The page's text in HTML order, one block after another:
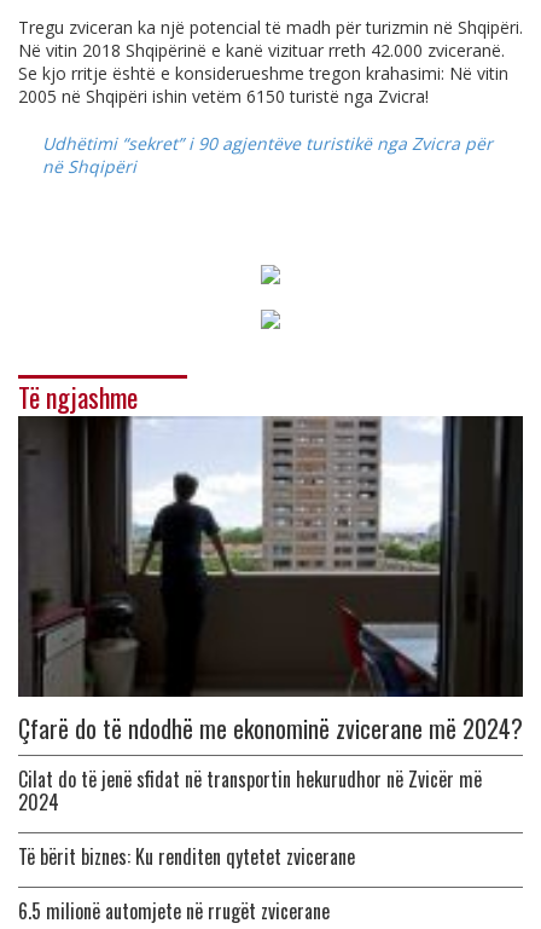
Tregu zviceran ka një potencial të madh për turizmin në Shqipëri.
Në vitin 2018 Shqipërinë e kanë vizituar rreth 42.000 zviceranë.
Se kjo rritje është e konsiderueshme tregon krahasimi: Në vitin
2005 në Shqipëri ishin vetëm 6150 turistë nga Zvicra!
Udhëtimi “sekret” i 90 agjentëve turistikë nga Zvicra për
në Shqipëri
Të ngjashme
Çfarë do të ndodhë me ekonominë zvicerane më 2024?
Cilat do të jenë sfidat në transportin hekurudhor në Zvicër më
2024
Të bërit biznes: Ku renditen qytetet zvicerane
6.5 milionë automjete në rrugët zvicerane